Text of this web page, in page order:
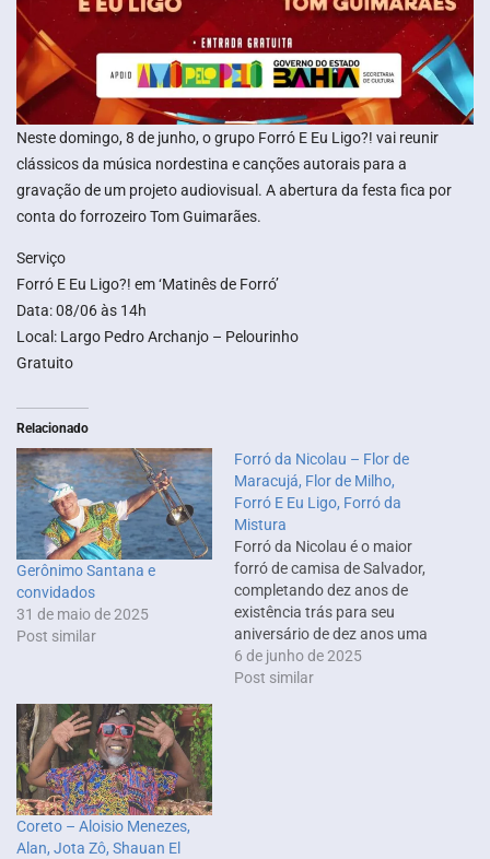
Neste domingo, 8 de junho, o grupo Forró E Eu Ligo?! vai reunir
clássicos da música nordestina e canções autorais para a
gravação de um projeto audiovisual. A abertura da festa fica por
conta do forrozeiro Tom Guimarães.
Serviço
Forró E Eu Ligo?! em ‘Matinês de Forró’
Data: 08/06 às 14h
Local: Largo Pedro Archanjo – Pelourinho
Gratuito
Relacionado
Gerônimo Santana e
convidados
31 de maio de 2025
Post similar
Forró da Nicolau – Flor de
Maracujá, Flor de Milho,
Forró E Eu Ligo, Forró da
Mistura
Forró da Nicolau é o maior
forró de camisa de Salvador,
completando dez anos de
existência trás para seu
aniversário de dez anos uma
grade de respeito, são dez
horas de puro forró bandas
6 de junho de 2025
Post similar
Coreto – Aloisio Menezes,
Alan, Jota Zô, Shauan El